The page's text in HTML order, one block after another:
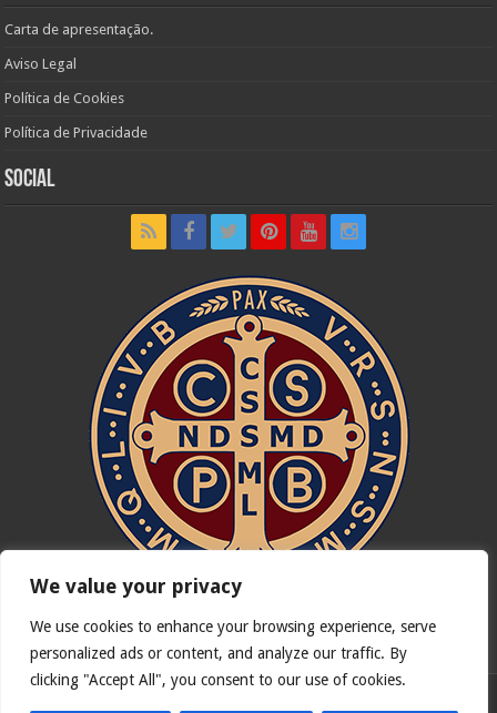
We value your privacy
We use cookies to enhance your browsing experience, serve
personalized ads or content, and analyze our traffic. By
clicking "Accept All", you consent to our use of cookies.
Carta de apresentação.
Aviso Legal
Política de Cookies
Política de Privacidade
Social
In nómine Patris, et Fílii, et Spíritus Sancti. Amen.